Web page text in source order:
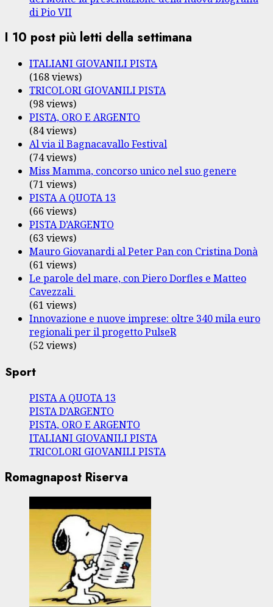
di Pio VII
I 10 post più letti della settimana
ITALIANI GIOVANILI PISTA
(168 views)
TRICOLORI GIOVANILI PISTA
(98 views)
PISTA, ORO E ARGENTO
(84 views)
Al via il Bagnacavallo Festival
(74 views)
Miss Mamma, concorso unico nel suo genere
(71 views)
PISTA A QUOTA 13
(66 views)
PISTA D’ARGENTO
(63 views)
Mauro Giovanardi al Peter Pan con Cristina Donà
(61 views)
Le parole del mare, con Piero Dorfles e Matteo
Cavezzali
(61 views)
Innovazione e nuove imprese: oltre 340 mila euro
regionali per il progetto PulseR
(52 views)
Sport
PISTA A QUOTA 13
PISTA D’ARGENTO
PISTA, ORO E ARGENTO
ITALIANI GIOVANILI PISTA
TRICOLORI GIOVANILI PISTA
Romagnapost Riserva